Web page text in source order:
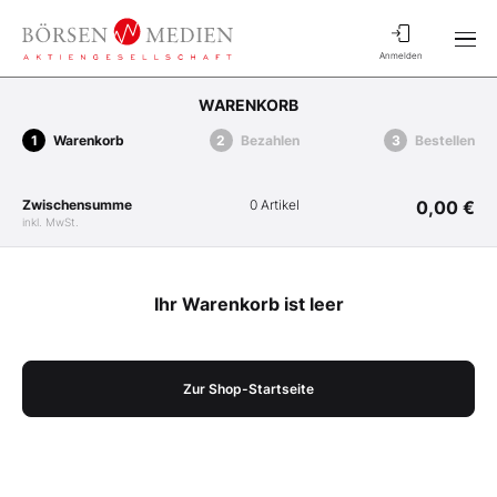
Anmelden
WARENKORB
Warenkorb Bezahlen Bestellen
Zwischensumme
inkl. MwSt.
0 Artikel 0,00 €
Ihr Warenkorb ist leer
Zur Shop-Startseite